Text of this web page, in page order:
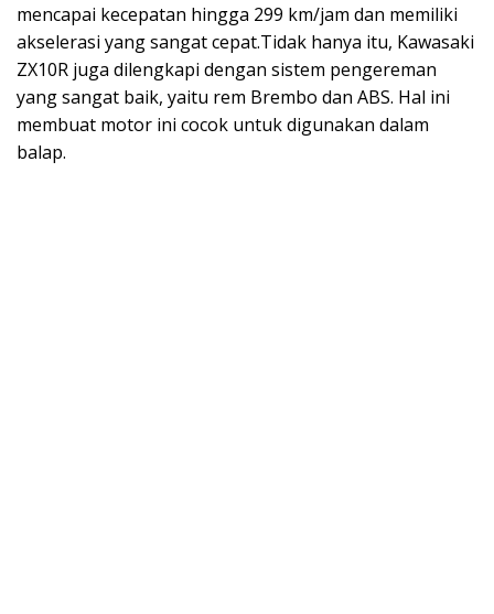
mencapai kecepatan hingga 299 km/jam dan memiliki
akselerasi yang sangat cepat.Tidak hanya itu, Kawasaki
ZX10R juga dilengkapi dengan sistem pengereman
yang sangat baik, yaitu rem Brembo dan ABS. Hal ini
membuat motor ini cocok untuk digunakan dalam
balap.